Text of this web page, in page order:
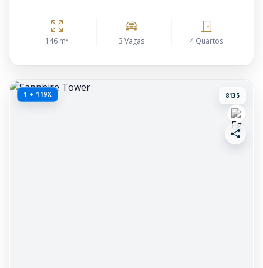
146 m² 3 Vagas 4 Quartos
1 + 119X 8135